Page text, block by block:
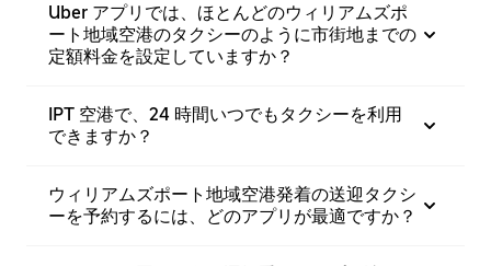
Uber アプリでは、ほとんどのウィリアムズポ
ート地域空港のタクシーのように市街地までの
定額料金を設定していますか？
IPT 空港で、24 時間いつでもタクシーを利用
できますか？
ウィリアムズポート地域空港発着の送迎タクシ
ーを予約するには、どのアプリが最適ですか？